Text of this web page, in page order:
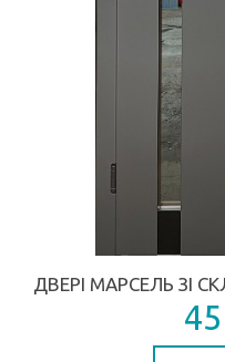
ДВЕРІ МАРСЕЛЬ ЗІ